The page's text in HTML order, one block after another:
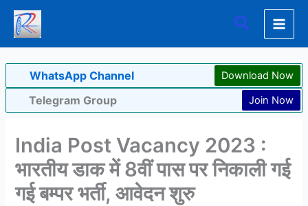
Skip
content
Search
WhatsApp Channel Download Now
Telegram Group Join Now
India Post Vacancy 2023 :
भारतीय डाक में 8वीं पास पर निकाली गई
गई बम्पर भर्ती, आवेदन शुरु